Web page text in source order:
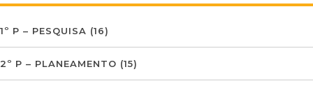
1º P – PESQUISA (16)
2º P – PLANEAMENTO (15)